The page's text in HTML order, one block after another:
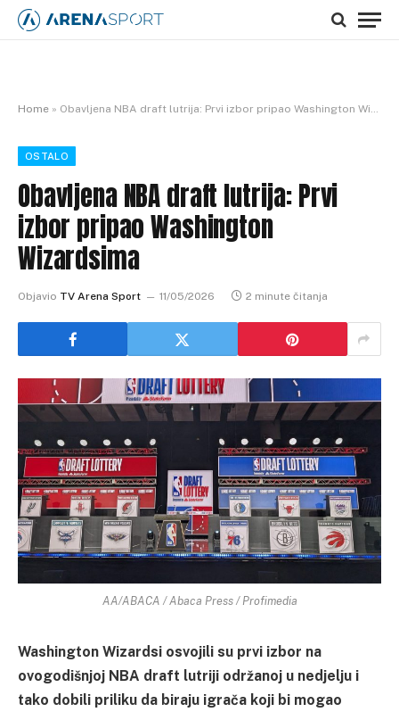
Home » Obavljena NBA draft lutrija: Prvi izbor pripao Washington Wizardsima
OSTALO
Obavljena NBA draft lutrija: Prvi
izbor pripao Washington
Wizardsima
Objavio TV Arena Sport 11/05/2026 2 minute čitanja
AA/ABACA / Abaca Press / Profimedia
Washington Wizardsi osvojili su prvi izbor na
ovogodišnjoj NBA draft lutriji održanoj u nedjelju i
tako dobili priliku da biraju igrača koji bi mogao